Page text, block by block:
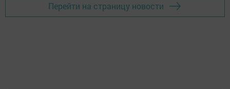
Перейти на страницу новости